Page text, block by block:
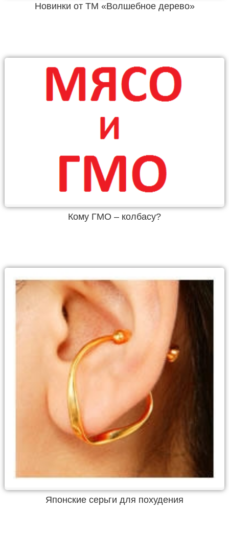
Новинки от ТМ «Волшебное дерево»
Кому ГМО – колбасу?
Японские серьги для похудения